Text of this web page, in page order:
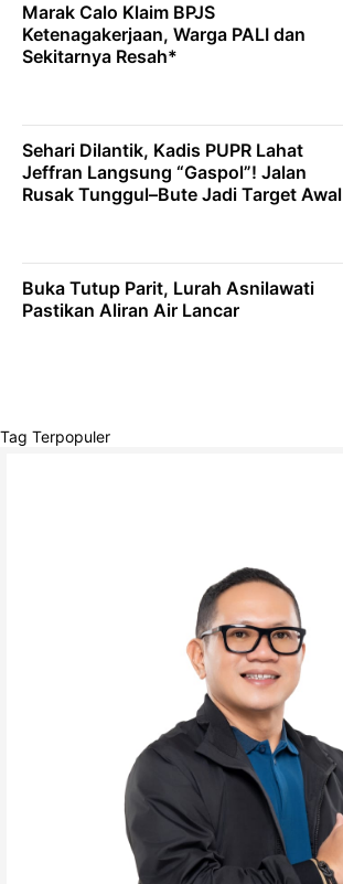
Marak Calo Klaim BPJS
Ketenagakerjaan, Warga PALI dan
Sekitarnya Resah*
Sehari Dilantik, Kadis PUPR Lahat
Jeffran Langsung “Gaspol”! Jalan
Rusak Tunggul–Bute Jadi Target Awal
Buka Tutup Parit, Lurah Asnilawati
Pastikan Aliran Air Lancar
Tag Terpopuler